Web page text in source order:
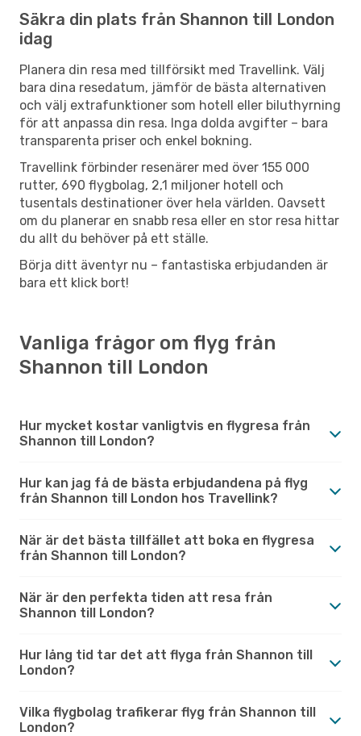
Säkra din plats från Shannon till London
idag
Planera din resa med tillförsikt med Travellink. Välj
bara dina resedatum, jämför de bästa alternativen
och välj extrafunktioner som hotell eller biluthyrning
för att anpassa din resa. Inga dolda avgifter – bara
transparenta priser och enkel bokning.
Travellink förbinder resenärer med över 155 000
rutter, 690 flygbolag, 2,1 miljoner hotell och
tusentals destinationer över hela världen. Oavsett
om du planerar en snabb resa eller en stor resa hittar
du allt du behöver på ett ställe.
Börja ditt äventyr nu – fantastiska erbjudanden är
bara ett klick bort!
Vanliga frågor om flyg från
Shannon till London
Hur mycket kostar vanligtvis en flygresa från
Shannon till London?
Hur kan jag få de bästa erbjudandena på flyg
från Shannon till London hos Travellink?
När är det bästa tillfället att boka en flygresa
från Shannon till London?
När är den perfekta tiden att resa från
Shannon till London?
Hur lång tid tar det att flyga från Shannon till
London?
Vilka flygbolag trafikerar flyg från Shannon till
London?